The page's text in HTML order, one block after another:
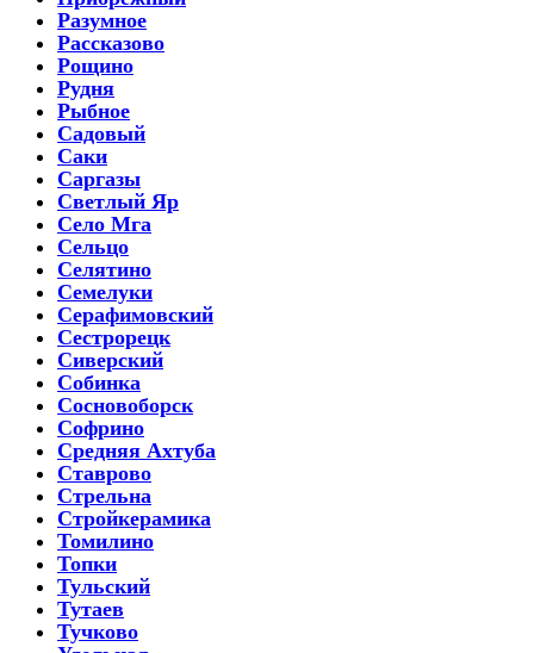
Разумное
Рассказово
Рощино
Рудня
Рыбное
Садовый
Саки
Саргазы
Светлый Яр
Село Мга
Сельцо
Селятино
Семелуки
Серафимовский
Сестрорецк
Сиверский
Собинка
Сосновоборск
Софрино
Средняя Ахтуба
Ставрово
Стрельна
Стройкерамика
Томилино
Топки
Тульский
Тутаев
Тучково